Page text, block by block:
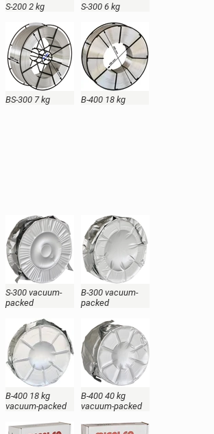
S-200 2 kg S-300 6 kg
BS-300 7 kg B-400 18 kg
S-300 vacuum-
packed
B-300 vacuum-
packed
B-400 18 kg
vacuum-packed
B-400 40 kg
vacuum-packed